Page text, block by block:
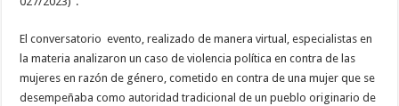
El conversatorio evento, realizado de manera virtual, especialistas en
la materia analizaron un caso de violencia política en contra de las
mujeres en razón de género, cometido en contra de una mujer que se
desempeñaba como autoridad tradicional de un pueblo originario de